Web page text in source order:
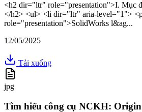
<h2 dir="ltr" role="presentation">I. Mục
</h2> <ul> <li dir="ltr" aria-level="1">
role="presentation">SolidWorks l&ag...
12/05/2025
Tải xuống
jpg
Tìm hiểu công cụ NCKH: Origin